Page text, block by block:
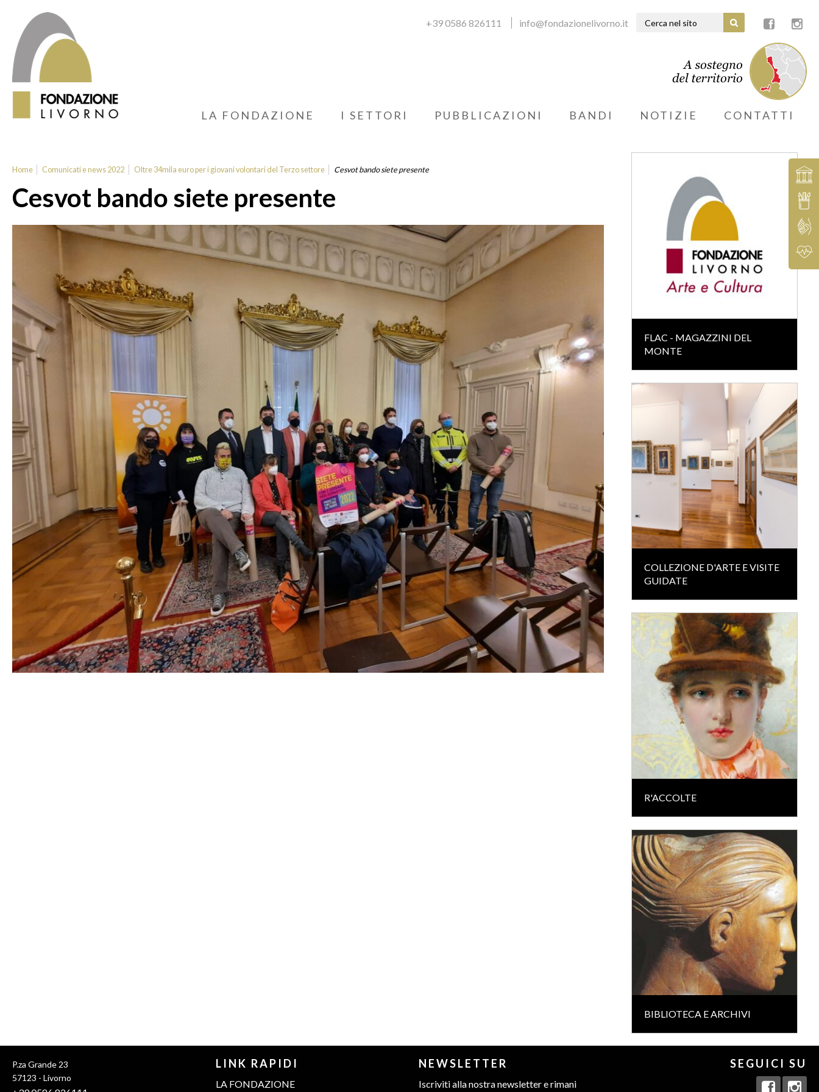
+39 0586 826111 info@fondazionelivorno.it
LA FONDAZIONE I SETTORI PUBBLICAZIONI BANDI NOTIZIE CONTATTI
Home Comunicati e news 2022 Oltre 34mila euro per i giovani volontari del Terzo settore Cesvot bando siete presente
Cesvot bando siete presente
FLAC - MAGAZZINI DEL
MONTE
COLLEZIONE D'ARTE E VISITE
GUIDATE
R'ACCOLTE
BIBLIOTECA E ARCHIVI
P.za Grande 23
57123 - Livorno
LINK RAPIDI
LA FONDAZIONE
NEWSLETTER
Iscriviti alla nostra newsletter e rimani
SEGUICI SU
PBN